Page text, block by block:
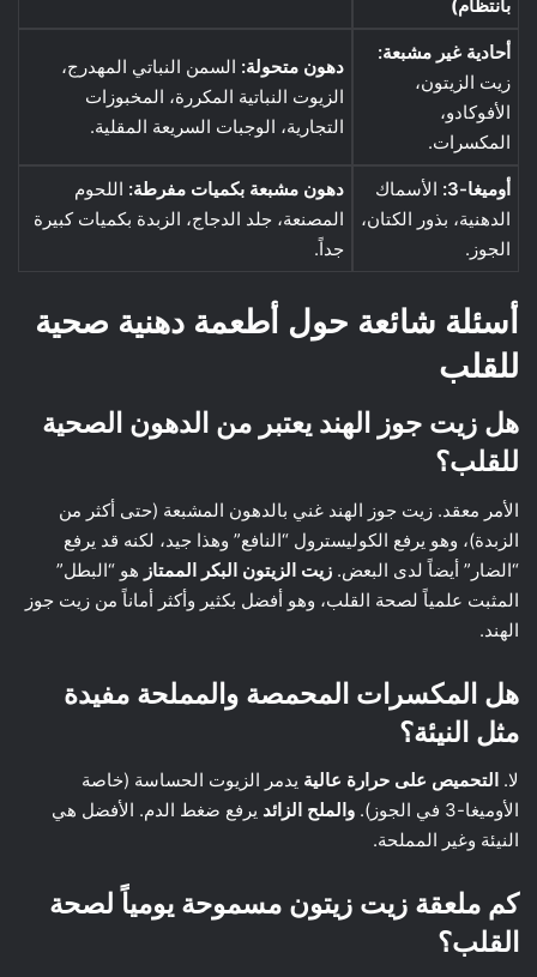
بانتظام)
أحادية غير مشبعة:
زيت الزيتون،
الأفوكادو،
المكسرات.
دهون متحولة: السمن النباتي المهدرج،
الزيوت النباتية المكررة، المخبوزات
التجارية، الوجبات السريعة المقلية.
أوميغا-3:
الأسماك
الدهنية، بذور الكتان،
الجوز.
دهون مشبعة بكميات مفرطة: اللحوم
المصنعة، جلد الدجاج، الزبدة بكميات كبيرة
جداً.
أسئلة شائعة حول أطعمة دهنية صحية
للقلب
هل زيت جوز الهند يعتبر من الدهون الصحية
للقلب؟
الأمر معقد. زيت جوز الهند غني بالدهون المشبعة (حتى أكثر من
الزبدة)، وهو يرفع الكوليسترول “النافع” وهذا جيد، لكنه قد يرفع
“الضار” أيضاً لدى البعض. زيت الزيتون البكر الممتاز هو “البطل”
المثبت علمياً لصحة القلب، وهو أفضل بكثير وأكثر أماناً من زيت جوز
الهند.
هل المكسرات المحمصة والمملحة مفيدة
مثل النيئة؟
لا. التحميص على حرارة عالية يدمر الزيوت الحساسة (خاصة
الأوميغا-3 في الجوز).
والملح الزائد يرفع ضغط الدم. الأفضل هي
النيئة وغير المملحة.
كم ملعقة زيت زيتون مسموحة يومياً لصحة
القلب؟